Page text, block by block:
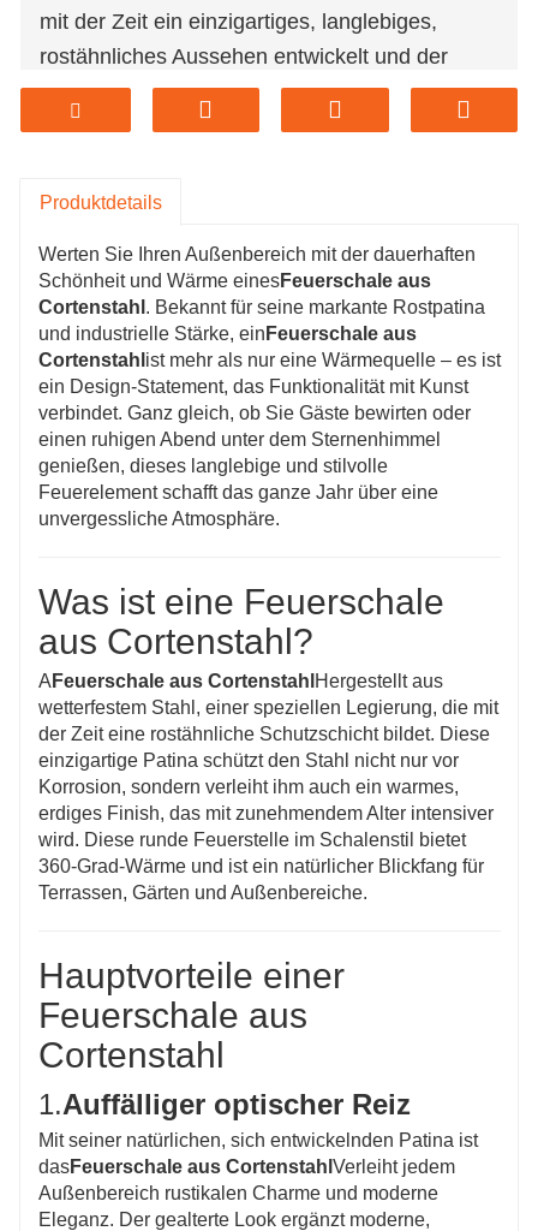
mit der Zeit ein einzigartiges, langlebiges,
rostähnliches Aussehen entwickelt und der
Feuerschale Schönheit und Langlebigkeit
verleiht. Feuerschalen sind so konzipiert, dass
und Atmosphäre verbreiten und gleichzeitig ein
Familie und Freunden oder beim Entspannen
an einem ruhigen Abend – die Feuerschale aus
Cortenstahl verleiht Ihrem Außenbereich eine
besondere Note von Wärme.
Produktdetails
Werten Sie Ihren Außenbereich mit der dauerhaften
Schönheit und Wärme einesFeuerschale aus
Cortenstahl . Bekannt für seine markante Rostpatina
und industrielle Stärke, ein Feuerschale aus
Cortenstahl ist mehr als nur eine Wärmequelle – es ist
ein Design-Statement, das Funktionalität mit Kunst
verbindet. Ganz gleich, ob Sie Gäste bewirten oder
einen ruhigen Abend unter dem Sternenhimmel
genießen, dieses langlebige und stilvolle
Feuerelement schafft das ganze Jahr über eine
unvergessliche Atmosphäre.
Was ist eine Feuerschale
aus Cortenstahl?
A Feuerschale aus Cortenstahl Hergestellt aus
wetterfestem Stahl, einer speziellen Legierung, die mit
der Zeit eine rostähnliche Schutzschicht bildet. Diese
einzigartige Patina schützt den Stahl nicht nur vor
Korrosion, sondern verleiht ihm auch ein warmes,
erdiges Finish, das mit zunehmendem Alter intensiver
wird. Diese runde Feuerstelle im Schalenstil bietet
360-Grad-Wärme und ist ein natürlicher Blickfang für
Terrassen, Gärten und Außenbereiche.
Hauptvorteile einer
Feuerschale aus
Cortenstahl
1.Auffälliger optischer Reiz
Mit seiner natürlichen, sich entwickelnden Patina ist
dasFeuerschale aus Cortenstahl Verleiht jedem
Außenbereich rustikalen Charme und moderne
Eleganz. Der gealterte Look ergänzt moderne,